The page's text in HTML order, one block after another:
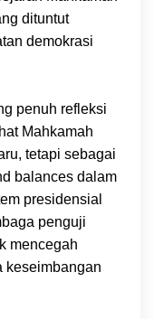
dituntut
demokrasi
penuh refleksi
Mahkamah
tetapi sebagai
balances dalam
presidensial
penguji
mencegah
keseimbangan